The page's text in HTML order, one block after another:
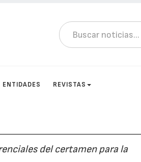
ENTIDADES REVISTAS
del certamen para la